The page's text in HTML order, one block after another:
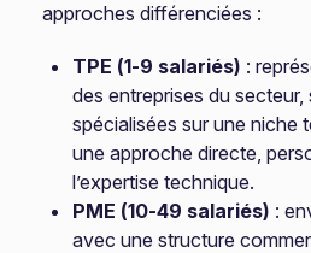
approches différenciées :
TPE (1-9 salariés) :
des entreprises du
spécialisées sur une niche
une approche directe,
l’expertise technique.
PME (10-49 salariés) :
avec une structure